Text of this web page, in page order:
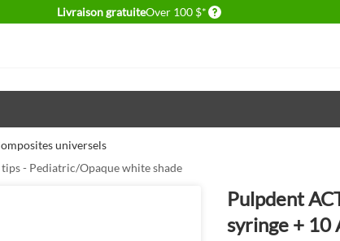
Livraison gratuiteOver 100 $* Delivery conditions
universels
- Pediatric/Opaque white shade
Pulpdent
syringe + 10